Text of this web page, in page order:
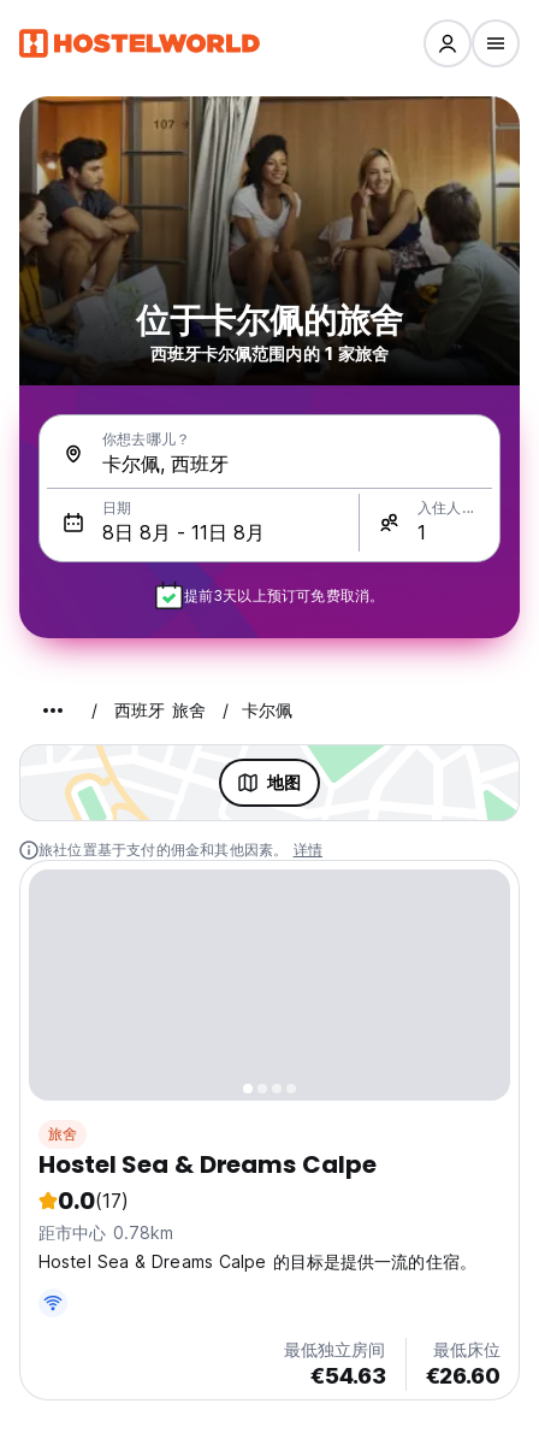
位于卡尔佩的旅舍
西班牙卡尔佩范围内的 1 家旅舍
你想去哪儿？
日期 入住人数
提前3天以上预订可免费取消。
西班牙 旅舍 卡尔佩
地图
旅社位置基于支付的佣金和其他因素。 详情
旅舍
Hostel Sea & Dreams Calpe
0.0(17)
距市中心 0.78km
Hostel Sea & Dreams Calpe 的目标是提供一流的住宿。
最低独立房间
€54.63
最低床位
€26.60